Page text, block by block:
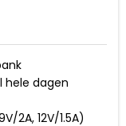
hele dagen
2A, 12V/1.5A)